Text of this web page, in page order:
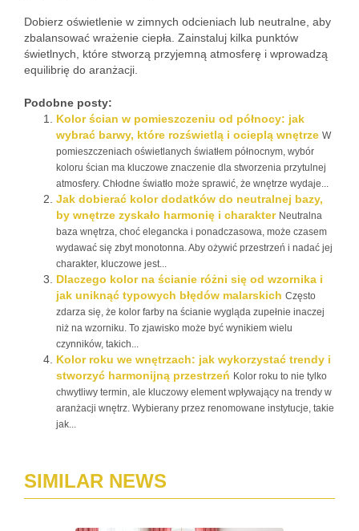
Dobierz oświetlenie w zimnych odcieniach lub neutralne, aby
zbalansować wrażenie ciepła. Zainstaluj kilka punktów
świetlnych, które stworzą przyjemną atmosferę i wprowadzą
equilibrię do aranżacji.
Podobne posty:
Kolor ścian w pomieszczeniu od północy: jak
wybrać barwy, które rozświetlą i ocieplą wnętrze W
pomieszczeniach oświetlanych światłem północnym, wybór
koloru ścian ma kluczowe znaczenie dla stworzenia przytulnej
atmosfery. Chłodne światło może sprawić, że wnętrze wydaje...
Jak dobierać kolor dodatków do neutralnej bazy,
by wnętrze zyskało harmonię i charakter Neutralna
baza wnętrza, choć elegancka i ponadczasowa, może czasem
wydawać się zbyt monotonna. Aby ożywić przestrzeń i nadać jej
charakter, kluczowe jest...
Dlaczego kolor na ścianie różni się od wzornika i
jak uniknąć typowych błędów malarskich Często
zdarza się, że kolor farby na ścianie wygląda zupełnie inaczej
niż na wzorniku. To zjawisko może być wynikiem wielu
czynników, takich...
Kolor roku we wnętrzach: jak wykorzystać trendy i
stworzyć harmonijną przestrzeń Kolor roku to nie tylko
chwytliwy termin, ale kluczowy element wpływający na trendy w
aranżacji wnętrz. Wybierany przez renomowane instytucje, takie
jak...
SIMILAR NEWS